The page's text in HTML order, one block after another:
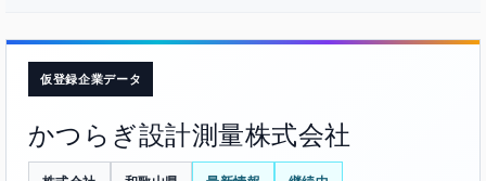
仮登録企業データ
かつらぎ設計測量株式会社